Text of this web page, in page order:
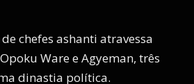
chefes ashanti atravessa
Ware e Agyeman, três
dinastia política.